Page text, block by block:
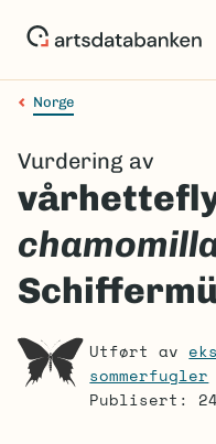
Navigasjonssti
Norge
Vurdering av
Utført av
sommerfugler
Publisert: